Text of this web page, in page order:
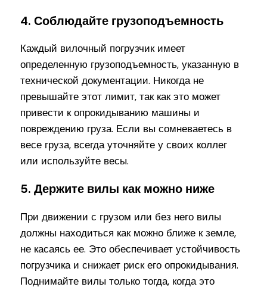
4. Соблюдайте грузоподъемность
Каждый вилочный погрузчик имеет
определенную грузоподъемность, указанную в
технической документации. Никогда не
превышайте этот лимит, так как это может
привести к опрокидыванию машины и
повреждению груза. Если вы сомневаетесь в
весе груза, всегда уточняйте у своих коллег
или используйте весы.
5. Держите вилы как можно ниже
При движении с грузом или без него вилы
должны находиться как можно ближе к земле,
не касаясь ее. Это обеспечивает устойчивость
погрузчика и снижает риск его опрокидывания.
Поднимайте вилы только тогда, когда это